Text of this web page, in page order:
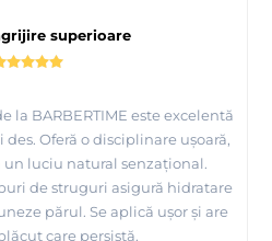
superioare
la BARBERTIME este excelentă
Oferă o disciplinare ușoară,
luciu natural senzațional.
de struguri asigură hidratare
părul. Se aplică ușor și are
care persistă.